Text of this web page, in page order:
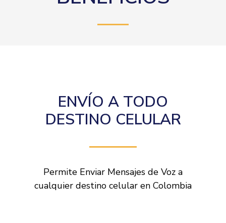
ENVÍO A TODO
DESTINO CELULAR
Permite Enviar Mensajes de Voz a
cualquier destino celular en Colombia